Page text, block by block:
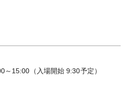
15:00（入場開始 9:30予定）